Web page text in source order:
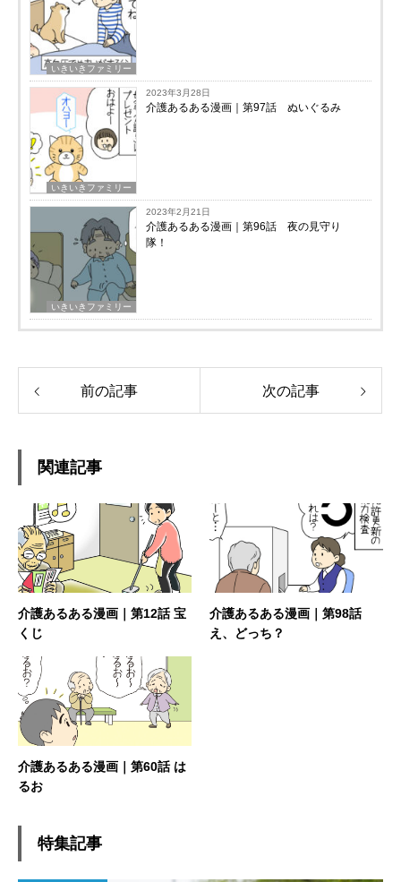
いきいきファミリー
いきいきファミリー
2023年3月28日
介護あるある漫画｜第97話 ぬいぐるみ
いきいきファミリー
2023年2月21日
介護あるある漫画｜第96話 夜の見守り
隊！
前の記事 次の記事
関連記事
介護あるある漫画｜第12話 宝
くじ
介護あるある漫画｜第98話
え、どっち？
介護あるある漫画｜第60話 は
るお
特集記事